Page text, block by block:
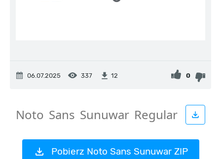
06.07.2025 337 12 0
Pobierz Noto Sans Sunuwar ZIP